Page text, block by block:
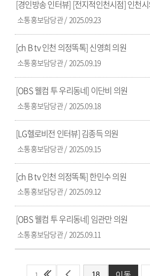
소통홍보담당관 2025.09.23
[ch B tv 인천 의정똑톡] 신영희 의원
소통홍보담당관 2025.09.19
[OBS 웰컴 투 우리동네] 이단비 의원
소통홍보담당관 2025.09.18
[LG헬로비전 인터뷰] 김종득 의원
소통홍보담당관 2025.09.15
[ch B tv 인천 의정똑톡] 한민수 의원
소통홍보담당관 2025.09.12
[OBS 웰컴 투 우리동네] 임관만 의원
소통홍보담당관 2025.09.11